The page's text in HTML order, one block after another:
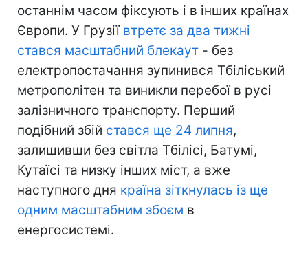
останнім часом фіксують і в інших країнах
Європи. У Грузії втретє за два тижні
стався масштабний блекаут - без
електропостачання зупинився Тбіліський
метрополітен та виникли перебої в русі
залізничного транспорту. Перший
подібний збій стався ще 24 липня,
залишивши без світла Тбілісі, Батумі,
Кутаїсі та низку інших міст, а вже
наступного дня країна зіткнулась із ще
одним масштабним збоєм в
енергосистемі.